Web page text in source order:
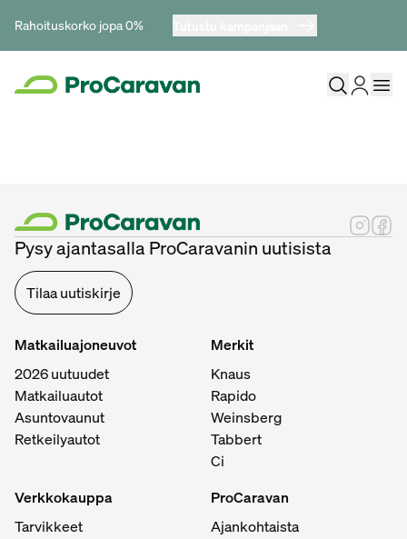
Rahoituskorko jopa 0%
Pysy ajantasalla ProCaravanin uutisista
Tilaa uutiskirje
Matkailuajoneuvot
2026 uutuudet
Matkailuautot
Asuntovaunut
Retkeilyautot
Merkit
Knaus
Rapido
Weinsberg
Tabbert
Ci
Verkkokauppa
Tarvikkeet
ProCaravan
Ajankohtaista